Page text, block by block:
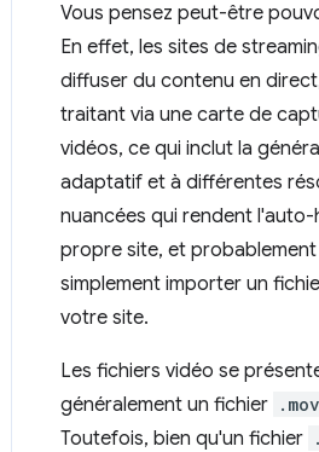
Vous pensez peut-être
En effet, les sites de
diffuser du contenu en
traitant via une carte de
vidéos, ce qui inclut la
adaptatif et à différentes
nuancées qui rendent
propre site, et
simplement importer un
votre site.
Les fichiers vidéo se
généralement un fichier .mov
Toutefois, bien qu'un fichier